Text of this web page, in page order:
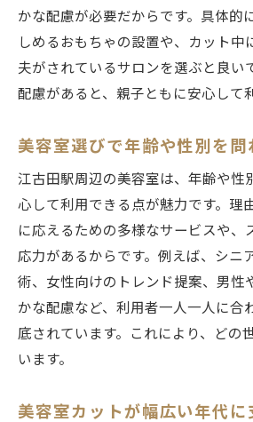
かな配慮が必要だからです。具体的
しめるおもちゃの設置や、カット中
夫がされているサロンを選ぶと良い
配慮があると、親子ともに安心して
美容室選びで年齢や性別を問
江古田駅周辺の美容室は、年齢や性
心して利用できる点が魅力です。理
に応えるための多様なサービスや、
応力があるからです。例えば、シニ
術、女性向けのトレンド提案、男性
かな配慮など、利用者一人一人に合
底されています。これにより、どの
います。
美容室カットが幅広い年代に